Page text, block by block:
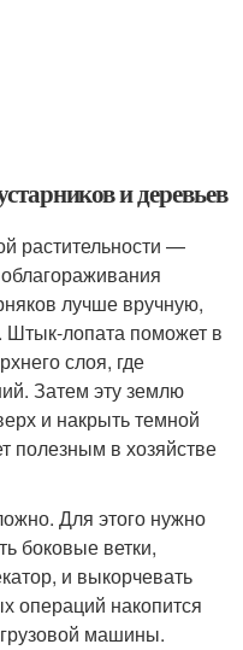
и деревьев
растительности —
лучше вручную,
Штык-лопата поможет в
слоя, где
Затем эту землю
и накрыть темной
полезным в хозяйстве
Для этого нужно
боковые ветки,
и выкорчевать
операций накопится
машины.